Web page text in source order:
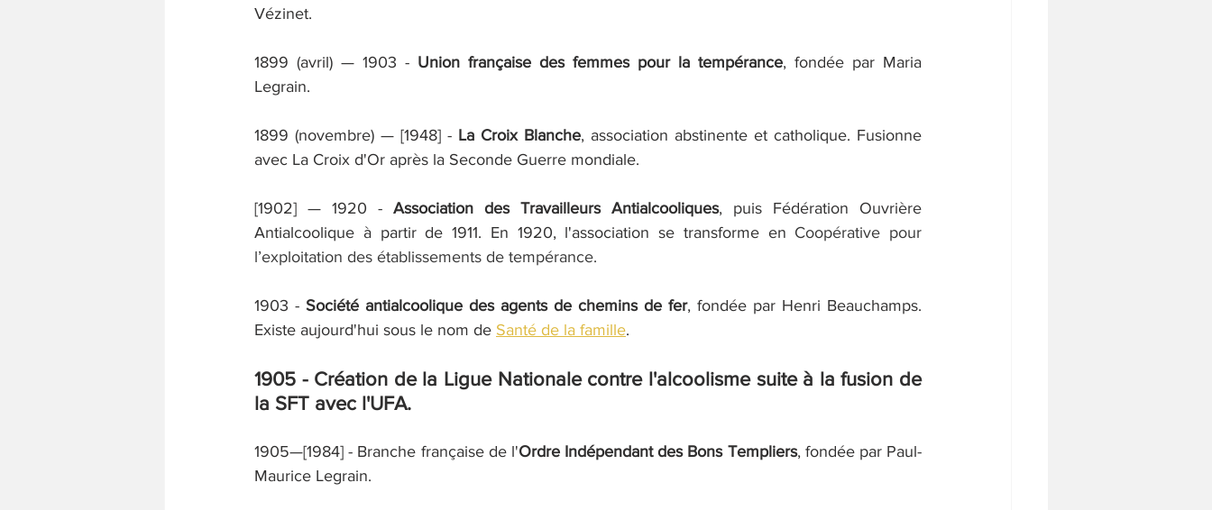
Vézinet.
1899 (avril) — 1903 - Union française des femmes pour la tempérance, fondée par Maria
Legrain.
1899 (novembre) — [1948] - La Croix Blanche, association abstinente et catholique. Fusionne
avec La Croix d'Or après la Seconde Guerre mondiale.
[1902] — 1920 - Association des Travailleurs Antialcooliques, puis Fédération Ouvrière
Antialcoolique à partir de 1911. En 1920, l'association se transforme en Coopérative pour
l’exploitation des établissements de tempérance.
1903 - Société antialcoolique des agents de chemins de fer, fondée par Henri Beauchamps.
Existe aujourd'hui sous le nom de Santé de la famille.
1905 - Création de la Ligue Nationale contre l'alcoolisme suite à la fusion de
la SFT avec l'UFA.
1905—[1984] - Branche française de l'Ordre Indépendant des Bons Templiers, fondée par Paul-
Maurice Legrain.